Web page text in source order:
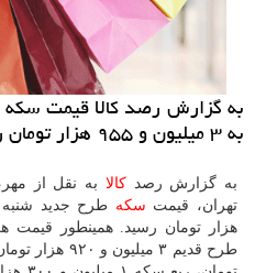
به ۳ میلیون و ۹۵۵ هزار تومان رسید.
به گزارش رصدكالا به نقل از
تهران، قیمت سكه
هزار تومان رسید. همینطور قیمت